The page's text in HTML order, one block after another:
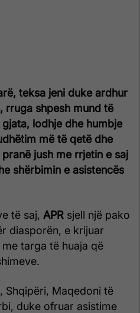
teksa jeni duke ardhur
rruga shpesh mund të
lodhje dhe humbje
më të qetë dhe
pranë jush me rrjetin e saj
shërbimin e asistencës
të saj, APR sjell një pako
diasporën, e krijuar
targa të huaja që
Shqipëri, Maqedoni të
duke ofruar asistime